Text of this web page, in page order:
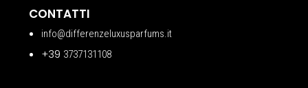
CONTATTI
info@differenzeluxusparfums.it
+39 3737131108